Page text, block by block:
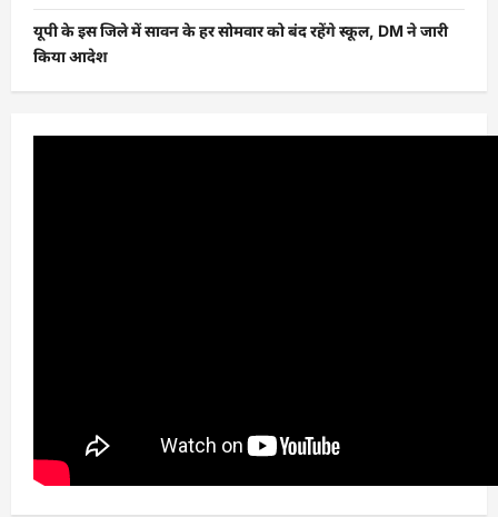
यूपी के इस जिले में सावन के हर सोमवार को बंद रहेंगे स्कूल, DM ने जारी
किया आदेश